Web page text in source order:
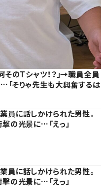
のTシャツ！？」→職員全員
そりゃ先生も大興奮するは
に話しかけられた男性。
の光景に…「えっ」
に話しかけられた男性。
の光景に…「えっ」